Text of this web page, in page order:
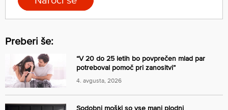
Preberi še:
“V 20 do 25 letih bo povprečen mlad par
potreboval pomoč pri zanositvi”
4. avgusta, 2026
Sodobni moški so vse manj plodni